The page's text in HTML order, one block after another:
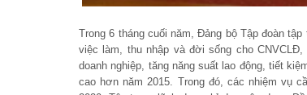
Trong 6 tháng cuối năm, Đảng bộ Tập đoàn
việc làm, thu nhập và đời sống cho
doanh nghiệp, tăng năng suất lao động, tiết
cao hơn năm 2015. Trong đó, các nhiệm vụ